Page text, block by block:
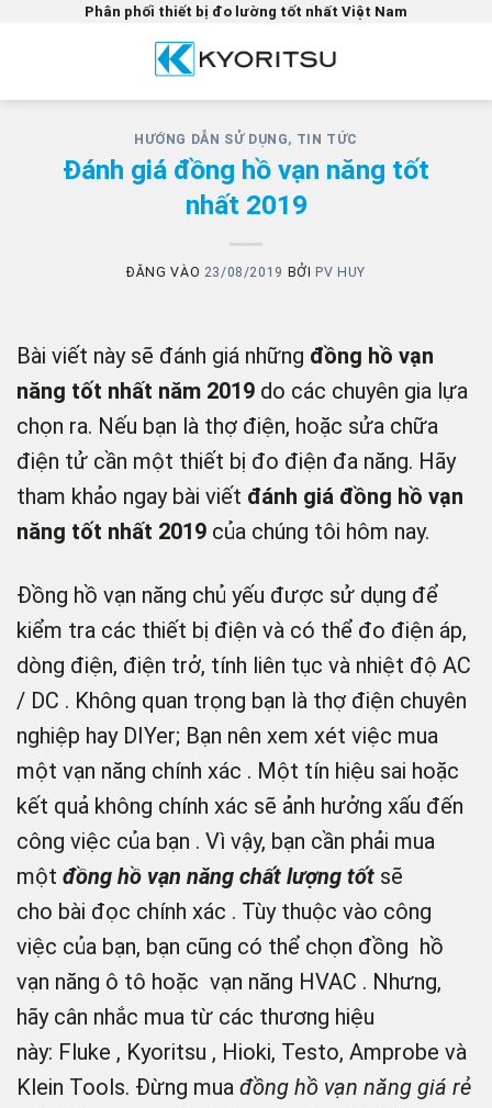
dung
Phân phối thiết bị đo lường tốt nhất Việt Nam
HƯỚNG DẪN SỬ DỤNG, TIN TỨC
Đánh giá đồng hồ vạn năng tốt
nhất 2019
ĐĂNG VÀO 23/08/2019 BỞI PV HUY
Bài viết này sẽ đánh giá những đồng hồ vạn
năng tốt nhất năm 2019 do các chuyên gia lựa
chọn ra. Nếu bạn là thợ điện, hoặc sửa chữa
điện tử cần một thiết bị đo điện đa năng. Hãy
tham khảo ngay bài viết đánh giá đồng hồ vạn
năng tốt nhất 2019 của chúng tôi hôm nay.
Đồng hồ vạn năng chủ yếu được sử dụng để
kiểm tra các thiết bị điện và có thể đo điện áp,
dòng điện, điện trở, tính liên tục và nhiệt độ AC
/ DC . Không quan trọng bạn là thợ điện chuyên
nghiệp hay DIYer; Bạn nên xem xét việc mua
một vạn năng chính xác . Một tín hiệu sai hoặc
kết quả không chính xác sẽ ảnh hưởng xấu đến
công việc của bạn . Vì vậy, bạn cần phải mua
một đồng hồ vạn năng chất lượng tốt sẽ
cho bài đọc chính xác . Tùy thuộc vào công
việc của bạn, bạn cũng có thể chọn đồng hồ
vạn năng ô tô hoặc vạn năng HVAC . Nhưng,
hãy cân nhắc mua từ các thương hiệu
này: Fluke , Kyoritsu , Hioki, Testo, Amprobe và
Klein Tools. Đừng mua đồng hồ vạn năng giá rẻ